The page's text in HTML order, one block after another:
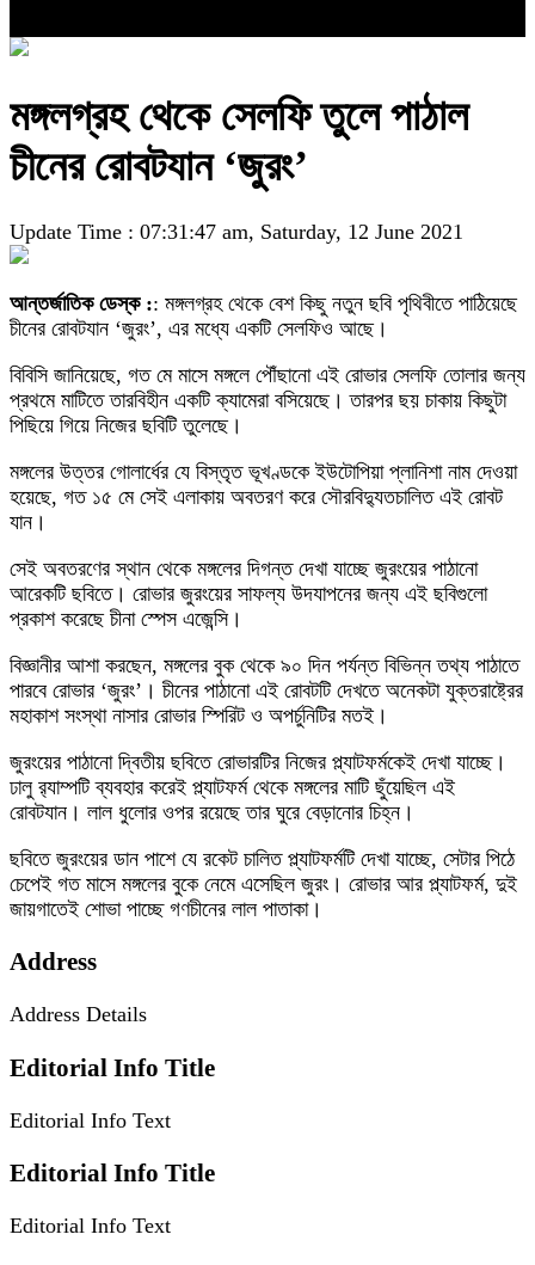
মঙ্গলগ্রহ থেকে সেলফি তুলে পাঠাল
চীনের রোবটযান ‘জুরং’
Update Time : 07:31:47 am, Saturday, 12 June 2021
আন্তর্জাতিক ডেস্ক :: মঙ্গলগ্রহ থেকে বেশ কিছু নতুন ছবি পৃথিবীতে পাঠিয়েছে
চীনের রোবটযান ‘জুরং’, এর মধ্যে একটি সেলফিও আছে।
বিবিসি জানিয়েছে, গত মে মাসে মঙ্গলে পৌঁছানো এই রোভার সেলফি তোলার জন্য
প্রথমে মাটিতে তারবিহীন একটি ক্যামেরা বসিয়েছে। তারপর ছয় চাকায় কিছুটা
পিছিয়ে গিয়ে নিজের ছবিটি তুলেছে।
মঙ্গলের উত্তর গোলার্ধের যে বিস্তৃত ভূখণ্ডকে ইউটোপিয়া প্লানিশা নাম দেওয়া
হয়েছে, গত ১৫ মে সেই এলাকায় অবতরণ করে সৌরবিদ্যুতচালিত এই রোবট
যান।
সেই অবতরণের স্থান থেকে মঙ্গলের দিগন্ত দেখা যাচ্ছে জুরংয়ের পাঠানো
আরেকটি ছবিতে। রোভার জুরংয়ের সাফল্য উদযাপনের জন্য এই ছবিগুলো
প্রকাশ করেছে চীনা স্পেস এজেন্সি।
বিজ্ঞানীর আশা করছেন, মঙ্গলের বুক থেকে ৯০ দিন পর্যন্ত বিভিন্ন তথ্য পাঠাতে
পারবে রোভার ‘জুরং’। চীনের পাঠানো এই রোবটটি দেখতে অনেকটা যুক্তরাষ্ট্রের
মহাকাশ সংস্থা নাসার রোভার স্পিরিট ও অপর্চুনিটির মতই।
জুরংয়ের পাঠানো দ্বিতীয় ছবিতে রোভারটির নিজের প্ল্যাটফর্মকেই দেখা যাচ্ছে।
ঢালু র‍্যাম্পটি ব্যবহার করেই প্ল্যাটফর্ম থেকে মঙ্গলের মাটি ছুঁয়েছিল এই
রোবটযান। লাল ধুলোর ওপর রয়েছে তার ঘুরে বেড়ানোর চিহ্ন।
ছবিতে জুরংয়ের ডান পাশে যে রকেট চালিত প্ল্যাটফর্মটি দেখা যাচ্ছে, সেটার পিঠে
চেপেই গত মাসে মঙ্গলের বুকে নেমে এসেছিল জুরং। রোভার আর প্ল্যাটফর্ম, দুই
জায়গাতেই শোভা পাচ্ছে গণচীনের লাল পাতাকা।
Address
Address Details
Editorial Info Title
Editorial Info Text
Editorial Info Title
Editorial Info Text